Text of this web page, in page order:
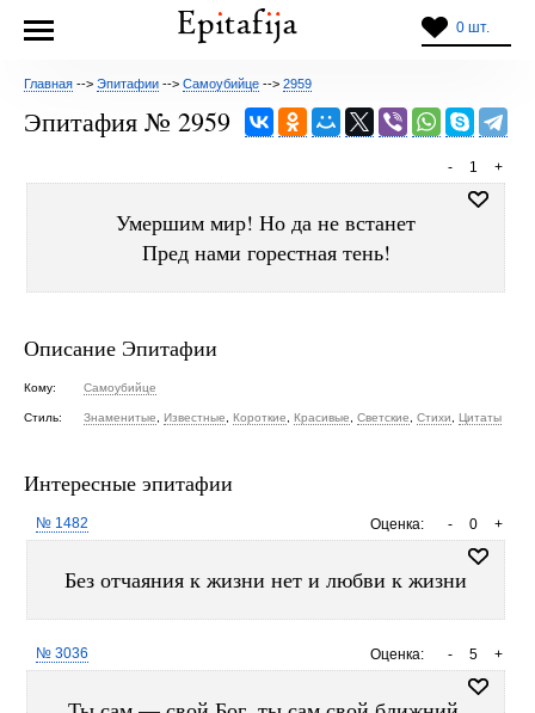
0 шт.
Главная --> Эпитафии --> Самоубийце --> 2959
Эпитафия № 2959
+
1
-
Умершим мир! Но да не встанет
Пред нами горестная тень!
Описание Эпитафии
Кому: Самоубийце
Стиль: Знаменитые Известные Короткие Красивые Светские Стихи Цитаты
Интересные эпитафии
Оценка: +
0
-
№ 1482
Без отчаяния к жизни нет и любви к жизни
Оценка: +
5
-
№ 3036